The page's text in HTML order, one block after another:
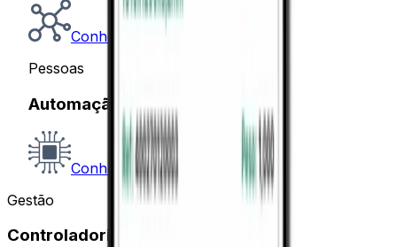
Conhecer
Pessoas
Automação de Escritórios
Conhecer
Gestão
Controladoria